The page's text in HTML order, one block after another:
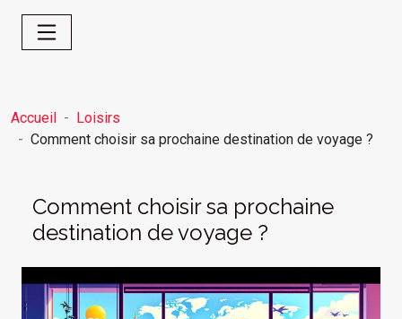
Accueil
Loisirs
Comment choisir sa prochaine destination de voyage ?
Comment choisir sa prochaine
destination de voyage ?